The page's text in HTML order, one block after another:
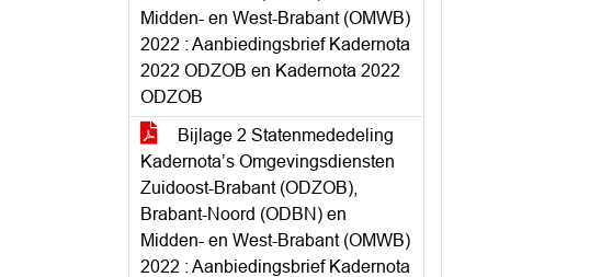
Midden- en West-Brabant (OMWB)
2022 : Aanbiedingsbrief Kadernota
2022 ODZOB en Kadernota 2022
ODZOB
Bijlage 2 Statenmededeling
Kadernota’s Omgevingsdiensten
Zuidoost-Brabant (ODZOB),
Brabant-Noord (ODBN) en
Midden- en West-Brabant (OMWB)
2022 : Aanbiedingsbrief Kadernota